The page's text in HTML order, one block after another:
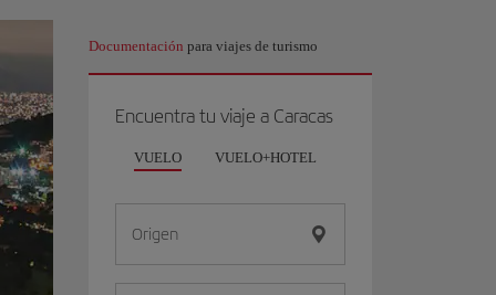
Documentación para viajes de turismo
Encuentra tu viaje a Caracas
VUELO VUELO+HOTEL
Origen